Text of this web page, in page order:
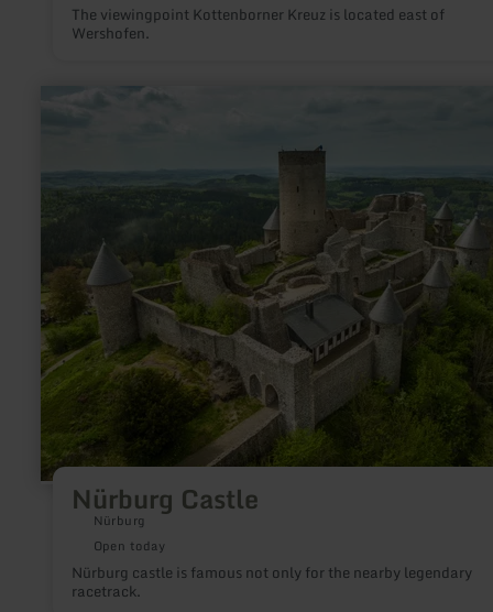
The viewingpoint Kottenborner Kreuz is located east of
Wershofen.
Nürburg Castle
Nürburg
Open today
Nürburg castle is famous not only for the nearby legendary
racetrack.